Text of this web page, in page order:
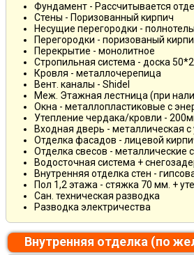
Фундамент - Рассчитывается
Стены - Поризованный кирпич
Несущие перегородки -
Перегородки - поризованый
Перекрытие - монолитное
Стропильная система - доска
Кровля - металлочерепица
Вент. каналы - Shidel
Меж. Этажная лестница (при
Окна - металлопластиковые с
Утепление чердака/кровли -
Входная дверь - металлическая с
Отделка фасадов - лицевой
Отделка свесов - металлические
Водосточная система +
Внутренняя отделка стен -
Пол 1,2 этажа - стяжка 70 мм. +
Сан. техническая разводка
Разводка электричества
Внутренняя отделка (по